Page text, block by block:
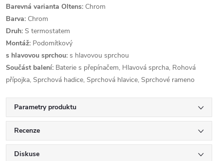
Barevná varianta Oltens: Chrom
Barva: Chrom
Druh: S termostatem
Montáž: Podomítkový
s hlavovou sprchou: s hlavovou sprchou
Součást balení: Baterie s přepínačem, Hlavová sprcha, Rohová
přípojka, Sprchová hadice, Sprchová hlavice, Sprchové rameno
Parametry produktu
Recenze
Diskuse